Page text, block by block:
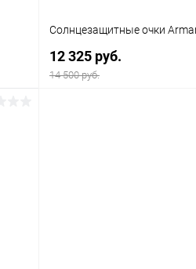
Солнцезащитные очки
12 325 руб.
14 500 руб.